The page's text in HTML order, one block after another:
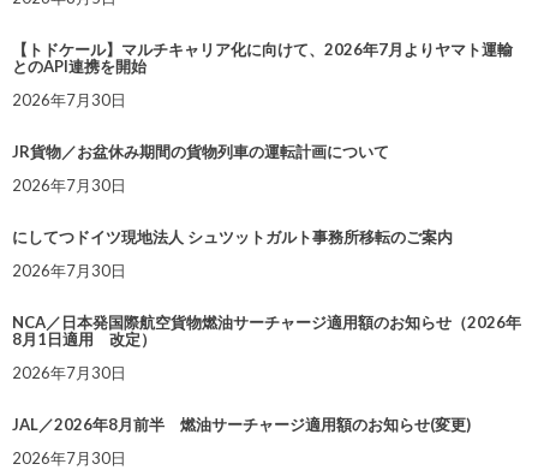
【トドケール】マルチキャリア化に向けて、2026年7月よりヤマト運輸
とのAPI連携を開始
2026年7月30日
JR貨物／お盆休み期間の貨物列車の運転計画について
2026年7月30日
にしてつドイツ現地法人 シュツットガルト事務所移転のご案内
2026年7月30日
NCA／日本発国際航空貨物燃油サーチャージ適用額のお知らせ（2026年
8月1日適用 改定）
2026年7月30日
JAL／2026年8月前半 燃油サーチャージ適用額のお知らせ(変更)
2026年7月30日